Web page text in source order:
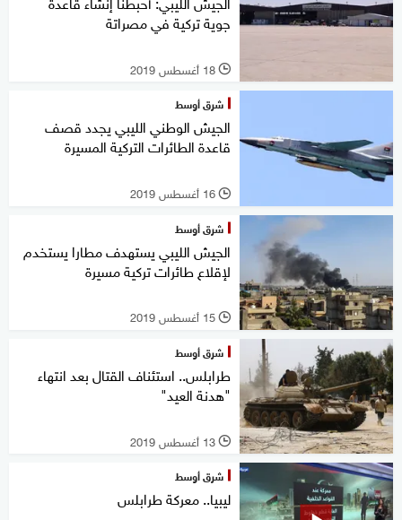
جوية تركية في مصراتة
l 18 أغسطس 2019
شرق أوسط
الجيش الوطني الليبي يجدد قصف
قاعدة الطائرات التركية المسيرة
l 16 أغسطس 2019
شرق أوسط
الجيش الليبي يستهدف مطارا يستخدم
لإقلاع طائرات تركية مسيرة
l 15 أغسطس 2019
شرق أوسط
طرابلس.. استئناف القتال بعد انتهاء
"هدنة العيد"
l 13 أغسطس 2019
شرق أوسط
ليبيا.. معركة طرابلس